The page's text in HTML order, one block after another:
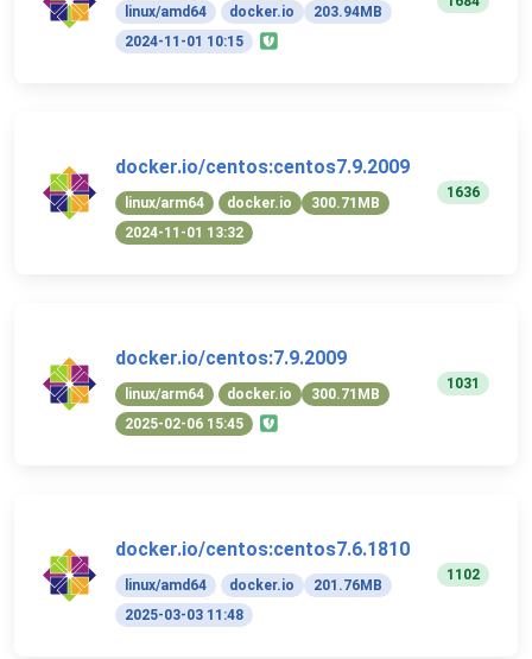
linux/amd64 docker.io
203.94MB
2024-11-01 10:15
docker.io/centos:centos7.9.2009
linux/arm64 docker.io
300.71MB
2024-11-01 13:32
1636
docker.io/centos:7.9.2009
linux/arm64 docker.io
300.71MB
2025-02-06 15:45
1031
docker.io/centos:centos7.6.1810
linux/amd64 docker.io
201.76MB
2025-03-03 11:48
1102